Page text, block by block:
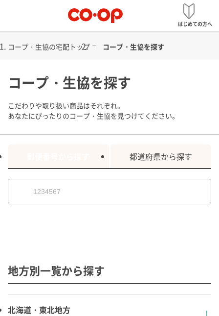
ュ
はじめての方へ
コープ・生協の宅配トップ コープ・生協を探す
コープ・生協を探す
こだわりや取り扱い商品はそれぞれ。
あなたにぴったりのコープ・生協を見つけてください。
都道府県から探す
地方別一覧から探す
北海道・東北地方